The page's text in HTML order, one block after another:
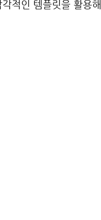
각적인 템플릿을 활용